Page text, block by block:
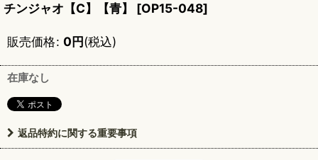
チンジャオ【C】【青】 [OP15-048]
販売価格: 0円(税込)
在庫なし
返品特約に関する重要事項